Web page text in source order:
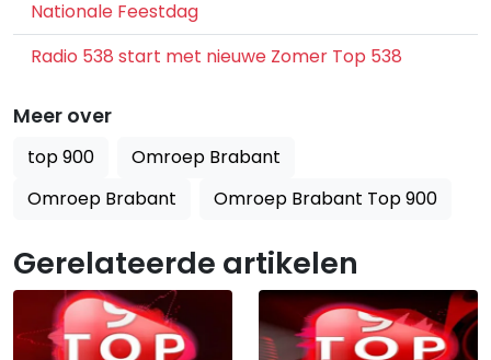
Nationale Feestdag
Radio 538 start met nieuwe Zomer Top 538
Meer over
top 900
Omroep Brabant
Omroep Brabant
Omroep Brabant Top 900
Gerelateerde artikelen